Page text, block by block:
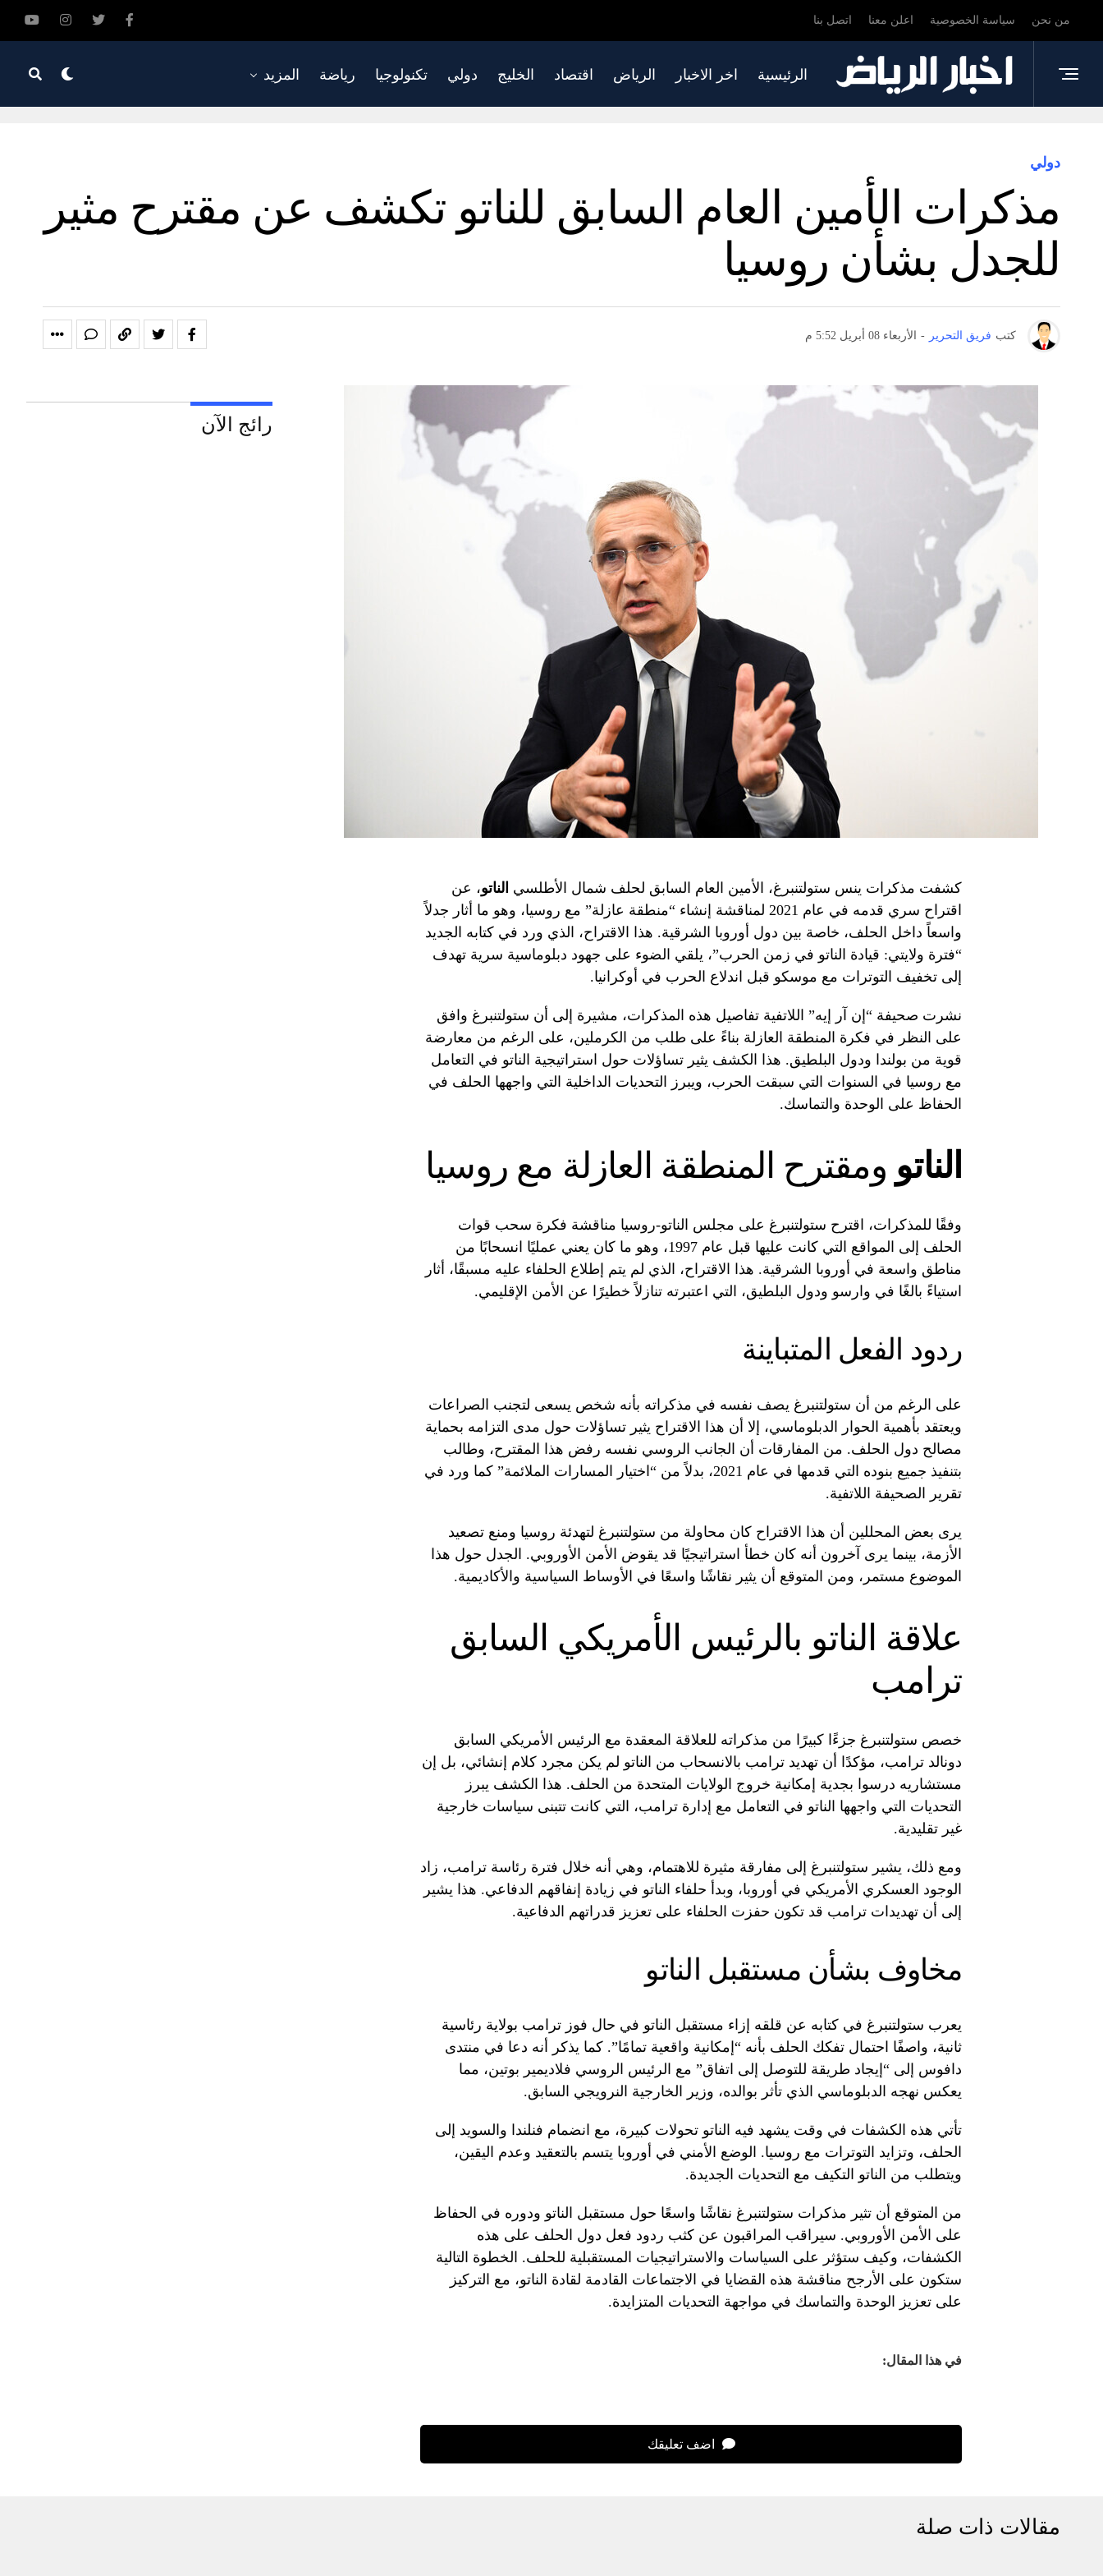
من نحن سياسة الخصوصية اعلن معنا اتصل بنا
الرئيسية اخر الاخبار الرياض اقتصاد الخليج دولي تكنولوجيا رياضة المزيد
دولي
مذكرات الأمين العام السابق للناتو تكشف عن مقترح مثير
للجدل بشأن روسيا
كتب فريق التحرير - الأربعاء 08 أبريل 5:52 م
كشفت مذكرات ينس ستولتنبرغ، الأمين العام السابق لحلف شمال الأطلسي الناتو، عن
اقتراح سري قدمه في عام 2021 لمناقشة إنشاء “منطقة عازلة” مع روسيا، وهو ما أثار جدلاً
واسعاً داخل الحلف، خاصة بين دول أوروبا الشرقية. هذا الاقتراح، الذي ورد في كتابه الجديد
“فترة ولايتي: قيادة الناتو في زمن الحرب”، يلقي الضوء على جهود دبلوماسية سرية تهدف
إلى تخفيف التوترات مع موسكو قبل اندلاع الحرب في أوكرانيا.
نشرت صحيفة “إن آر إيه” اللاتفية تفاصيل هذه المذكرات، مشيرة إلى أن ستولتنبرغ وافق
على النظر في فكرة المنطقة العازلة بناءً على طلب من الكرملين، على الرغم من معارضة
قوية من بولندا ودول البلطيق. هذا الكشف يثير تساؤلات حول استراتيجية الناتو في التعامل
مع روسيا في السنوات التي سبقت الحرب، ويبرز التحديات الداخلية التي واجهها الحلف في
الحفاظ على الوحدة والتماسك.
الناتو ومقترح المنطقة العازلة مع روسيا
وفقًا للمذكرات، اقترح ستولتنبرغ على مجلس الناتو-روسيا مناقشة فكرة سحب قوات
الحلف إلى المواقع التي كانت عليها قبل عام 1997، وهو ما كان يعني عمليًا انسحابًا من
مناطق واسعة في أوروبا الشرقية. هذا الاقتراح، الذي لم يتم إطلاع الحلفاء عليه مسبقًا، أثار
استياءً بالغًا في وارسو ودول البلطيق، التي اعتبرته تنازلاً خطيرًا عن الأمن الإقليمي.
ردود الفعل المتباينة
على الرغم من أن ستولتنبرغ يصف نفسه في مذكراته بأنه شخص يسعى لتجنب الصراعات
ويعتقد بأهمية الحوار الدبلوماسي، إلا أن هذا الاقتراح يثير تساؤلات حول مدى التزامه بحماية
مصالح دول الحلف. من المفارقات أن الجانب الروسي نفسه رفض هذا المقترح، وطالب
بتنفيذ جميع بنوده التي قدمها في عام 2021، بدلاً من “اختيار المسارات الملائمة” كما ورد في
تقرير الصحيفة اللاتفية.
يرى بعض المحللين أن هذا الاقتراح كان محاولة من ستولتنبرغ لتهدئة روسيا ومنع تصعيد
الأزمة، بينما يرى آخرون أنه كان خطأ استراتيجيًا قد يقوض الأمن الأوروبي. الجدل حول هذا
الموضوع مستمر، ومن المتوقع أن يثير نقاشًا واسعًا في الأوساط السياسية والأكاديمية.
علاقة الناتو بالرئيس الأمريكي السابق
ترامب
خصص ستولتنبرغ جزءًا كبيرًا من مذكراته للعلاقة المعقدة مع الرئيس الأمريكي السابق
دونالد ترامب، مؤكدًا أن تهديد ترامب بالانسحاب من الناتو لم يكن مجرد كلام إنشائي، بل إن
مستشاريه درسوا بجدية إمكانية خروج الولايات المتحدة من الحلف. هذا الكشف يبرز
التحديات التي واجهها الناتو في التعامل مع إدارة ترامب، التي كانت تتبنى سياسات خارجية
غير تقليدية.
ومع ذلك، يشير ستولتنبرغ إلى مفارقة مثيرة للاهتمام، وهي أنه خلال فترة رئاسة ترامب، زاد
الوجود العسكري الأمريكي في أوروبا، وبدأ حلفاء الناتو في زيادة إنفاقهم الدفاعي. هذا يشير
إلى أن تهديدات ترامب قد تكون حفزت الحلفاء على تعزيز قدراتهم الدفاعية.
مخاوف بشأن مستقبل الناتو
يعرب ستولتنبرغ في كتابه عن قلقه إزاء مستقبل الناتو في حال فوز ترامب بولاية رئاسية
ثانية، واصفًا احتمال تفكك الحلف بأنه “إمكانية واقعية تمامًا”. كما يذكر أنه دعا في منتدى
دافوس إلى “إيجاد طريقة للتوصل إلى اتفاق” مع الرئيس الروسي فلاديمير بوتين، مما
يعكس نهجه الدبلوماسي الذي تأثر بوالده، وزير الخارجية النرويجي السابق.
تأتي هذه الكشفات في وقت يشهد فيه الناتو تحولات كبيرة، مع انضمام فنلندا والسويد إلى
الحلف، وتزايد التوترات مع روسيا. الوضع الأمني في أوروبا يتسم بالتعقيد وعدم اليقين،
ويتطلب من الناتو التكيف مع التحديات الجديدة.
من المتوقع أن تثير مذكرات ستولتنبرغ نقاشًا واسعًا حول مستقبل الناتو ودوره في الحفاظ
على الأمن الأوروبي. سيراقب المراقبون عن كثب ردود فعل دول الحلف على هذه
الكشفات، وكيف ستؤثر على السياسات والاستراتيجيات المستقبلية للحلف. الخطوة التالية
ستكون على الأرجح مناقشة هذه القضايا في الاجتماعات القادمة لقادة الناتو، مع التركيز
على تعزيز الوحدة والتماسك في مواجهة التحديات المتزايدة.
في هذا المقال:
اضف تعليقك
رائج الآن
مقالات ذات صلة